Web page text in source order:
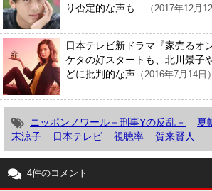
り否定的な声も…
（2017年12月12
日本テレビ新ドラマ『家売るオ
ケタの好スタートも、北川景子
どに批判的な声 （2016年7月14日）
ニッポンノワール－刑事Yの反乱－ 夏
末涼子
日本テレビ 視聴率 賀来賢人
4件のコメント